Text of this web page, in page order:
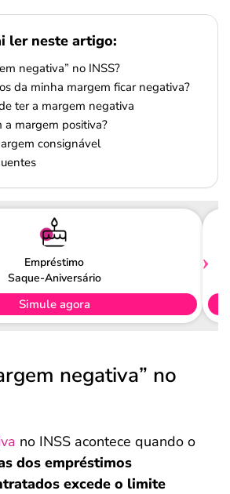
ler neste artigo:
negativa” no INSS?
da minha margem ficar negativa?
ter a margem negativa
a margem positiva?
consignável
Empréstimo
Saque-Aniversário
Simule agora
negativa” no
no INSS acontece quando o
dos empréstimos
excede o limite